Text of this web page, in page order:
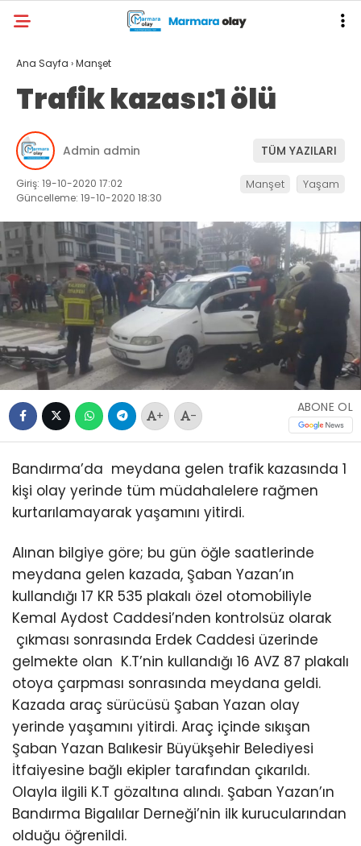
Ana Sayfa ›Manşet
Trafik kazası:1 ölü
Admin admin TÜM YAZILARI
Giriş: 19-10-2020 17:02
Güncelleme: 19-10-2020 18:30
Manşet Yaşam
+ -
ABONE OL
Bandırma’da meydana gelen trafik kazasında 1
kişi olay yerinde tüm müdahalelere rağmen
kurtarılamayarak yaşamını yitirdi.
Alınan bilgiye göre; bu gün öğle saatlerinde
meydana gelen kazada, Şaban Yazan’ın
kullandığı 17 KR 535 plakalı özel otomobiliyle
Kemal Aydost Caddesi’nden kontrolsüz olarak
çıkması sonrasında Erdek Caddesi üzerinde
gelmekte olan K.T’nin kullandığı 16 AVZ 87 plakalı
otoya çarpması sonrasında meydana geldi.
Kazada araç sürücüsü Şaban Yazan olay
yerinde yaşamını yitirdi. Araç içinde sıkışan
Şaban Yazan Balıkesir Büyükşehir Belediyesi
İtfaiyesine bağlı ekipler tarafından çıkarıldı.
Olayla ilgili K.T gözaltına alındı. Şaban Yazan’ın
Bandırma Bigalılar Derneği’nin ilk kurucularından
olduğu öğrenildi.